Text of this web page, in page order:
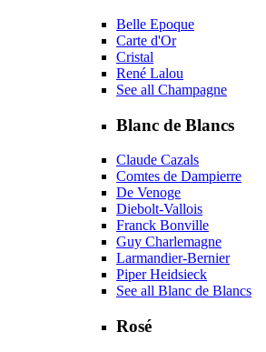
Belle Epoque
Carte d'Or
Cristal
René Lalou
See all Champagne
Blanc de Blancs
Claude Cazals
Comtes de Dampierre
De Venoge
Diebolt-Vallois
Franck Bonville
Guy Charlemagne
Larmandier-Bernier
Piper Heidsieck
See all Blanc de Blancs
Rosé